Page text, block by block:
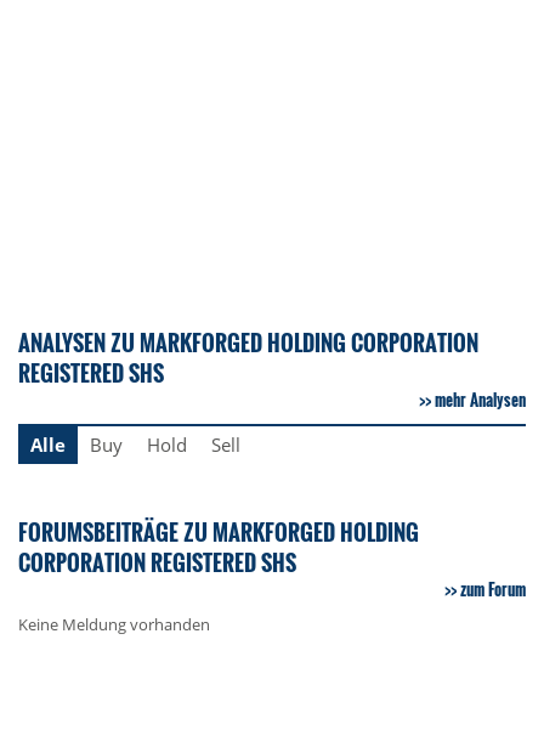
ANALYSEN ZU MARKFORGED HOLDING CORPORATION
REGISTERED SHS
mehr Analysen
Alle
Buy Hold Sell
FORUMSBEITRÄGE ZU MARKFORGED HOLDING
CORPORATION REGISTERED SHS
zum Forum
Keine Meldung vorhanden